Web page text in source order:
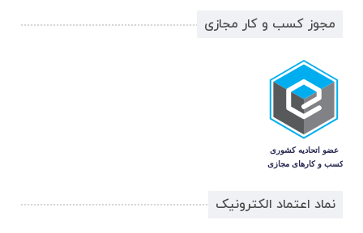
مجوز کسب و کار مجازی
نماد اعتماد الکترونیک